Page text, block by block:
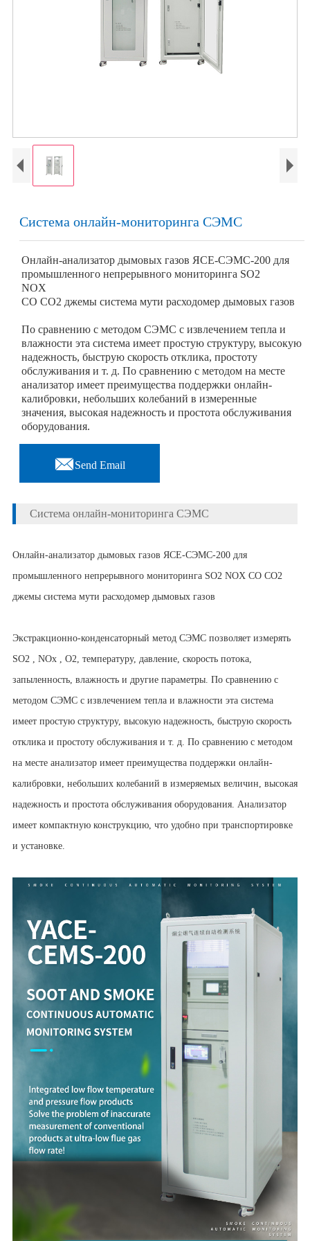
Система онлайн-мониторинга СЭМС
Онлайн-анализатор дымовых газов ЯСЕ-СЭМС-200 для
промышленного непрерывного мониторинга SO2
NOX
СО СО2 джемы система мути расходомер дымовых газов
По сравнению с методом СЭМС с извлечением тепла и
влажности эта система имеет простую структуру, высокую
надежность, быструю скорость отклика, простоту
обслуживания и т. д. По сравнению с методом на месте
анализатор имеет преимущества поддержки онлайн-
калибровки, небольших колебаний в измеренные
значения, высокая надежность и простота обслуживания
оборудования.
Send Email
Система онлайн-мониторинга СЭМС
Онлайн-анализатор дымовых газов ЯСЕ-СЭМС-200 для
промышленного непрерывного мониторинга SO2 NOX СО СО2
джемы система мути расходомер дымовых газов
Экстракционно-конденсаторный метод СЭМС позволяет измерять
SO2 , NOx , O2, температуру, давление, скорость потока,
запыленность, влажность и другие параметры. По сравнению с
методом СЭМС с извлечением тепла и влажности эта система
имеет простую структуру, высокую надежность, быструю скорость
отклика и простоту обслуживания и т. д. По сравнению с методом
на месте анализатор имеет преимущества поддержки онлайн-
калибровки, небольших колебаний в измеряемых величин, высокая
надежность и простота обслуживания оборудования. Анализатор
имеет компактную конструкцию, что удобно при транспортировке
и установке.